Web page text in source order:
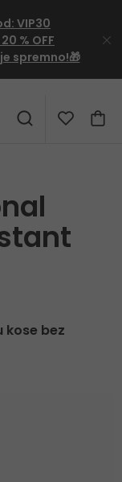
VIP30
% OFF
spremno!🎁
kose bez